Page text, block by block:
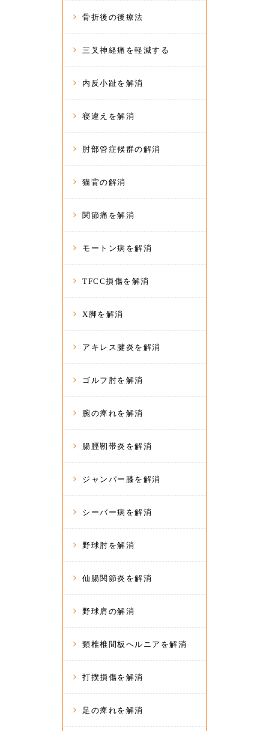
骨折後の後療法
三叉神経痛を軽減する
内反小趾を解消
寝違えを解消
肘部管症候群の解消
猫背の解消
関節痛を解消
モートン病を解消
TFCC損傷を解消
X脚を解消
アキレス腱炎を解消
ゴルフ肘を解消
腕の痺れを解消
腸脛靭帯炎を解消
ジャンパー膝を解消
シーバー病を解消
野球肘を解消
仙腸関節炎を解消
野球肩の解消
頸椎椎間板ヘルニアを解消
打撲損傷を解消
足の痺れを解消